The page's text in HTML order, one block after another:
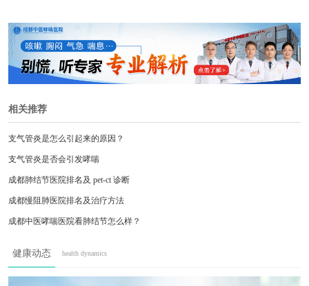
相关推荐
支气管炎是怎么引起来的原因？
支气管炎是否会引发哮喘
成都肺结节医院排名及 pet-ct 诊断
成都慢阻肺医院排名及治疗方法
成都中医哮喘医院看肺结节怎么样？
健康动态 health dynamics